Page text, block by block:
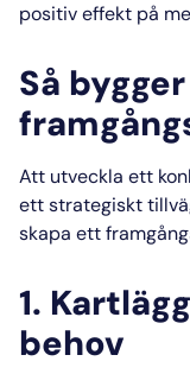
positiv effekt på
Så
Att utveckla ett
ett strategiskt
skapa ett
1.
behov